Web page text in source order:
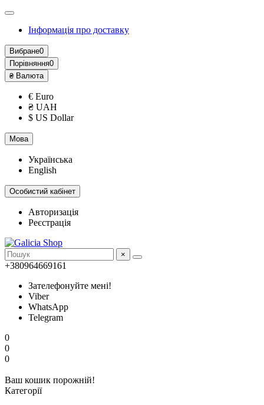
Інформація про доставку
Вибране0
Порівняння0
₴ Валюта
€ Euro
₴ UAH
$ US Dollar
Мова
Українська
English
Особистий кабінет
Авторизація
Реєстрація
×
+380964669161
Зателефонуйте мені!
Viber
WhatsApp
Telegram
0
0
0
Ваш кошик порожній!
Категорії